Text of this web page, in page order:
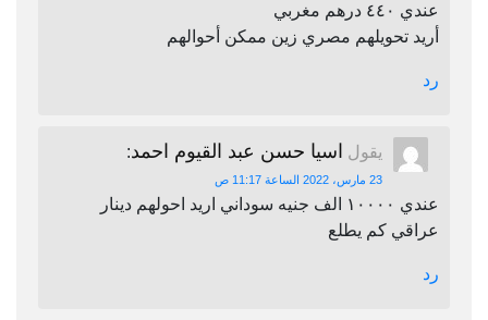
عندي ٤٤٠ درهم مغربي
أريد تحويلهم مصري زين ممكن أحوالهم
رد
يقول اسيا حسن عبد القيوم احمد:
23 مارس، 2022 الساعة 11:17 ص
عندي ١٠٠٠٠ الف جنيه سوداني اريد احولهم دينار
عراقي كم يطلع
رد